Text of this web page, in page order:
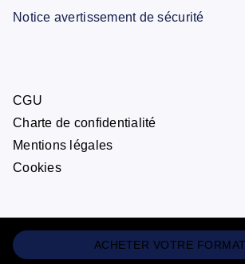
ACHETER VOTRE FORMAT
Notice avertissement de sécurité
CGU
Charte de confidentialité
Mentions légales
Cookies
ÉDITIONS LAROUSSE©